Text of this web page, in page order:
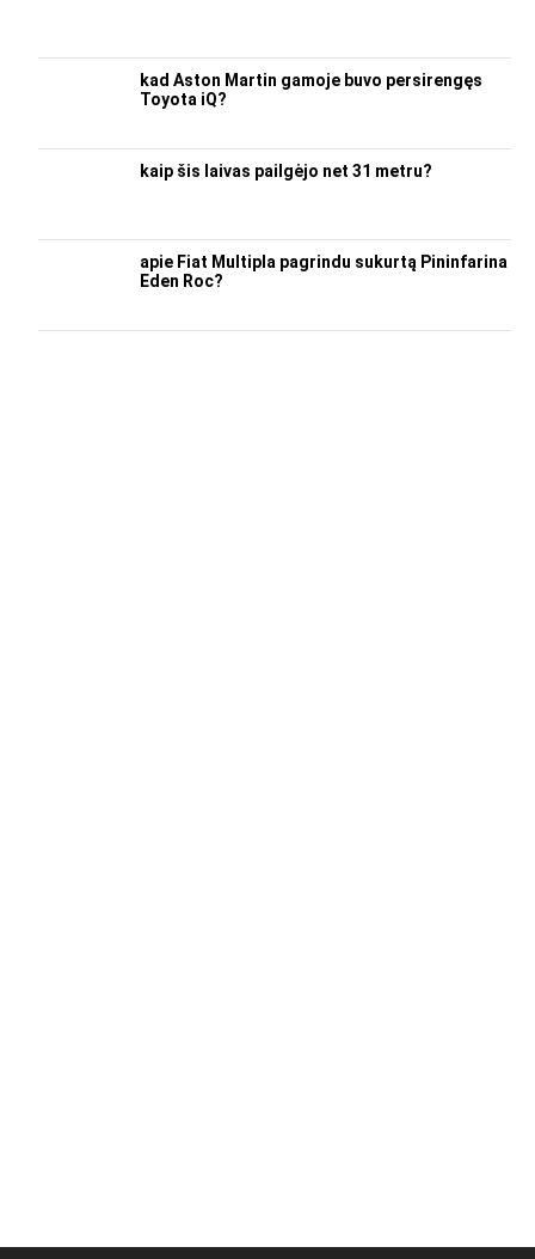
kad Aston Martin gamoje buvo persirengęs
Toyota iQ?
kaip šis laivas pailgėjo net 31 metru?
apie Fiat Multipla pagrindu sukurtą Pininfarina
Eden Roc?